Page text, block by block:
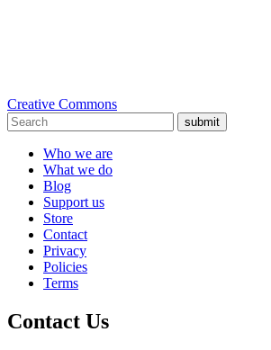
Creative Commons
submit
Who we are
What we do
Blog
Support us
Store
Contact
Privacy
Policies
Terms
Contact Us